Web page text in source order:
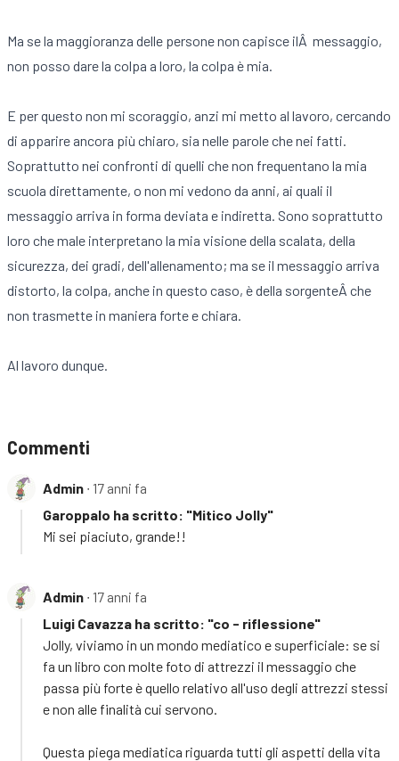
Ma se la maggioranza delle persone non capisce ilÂ messaggio,
non posso dare la colpa a loro, la colpa è mia.
E per questo non mi scoraggio, anzi mi metto al lavoro, cercando
di apparire ancora più chiaro, sia nelle parole che nei fatti.
Soprattutto nei confronti di quelli che non frequentano la mia
scuola direttamente, o non mi vedono da anni, ai quali il
messaggio arriva in forma deviata e indiretta. Sono soprattutto
loro che male interpretano la mia visione della scalata, della
sicurezza, dei gradi, dell'allenamento; ma se il messaggio arriva
distorto, la colpa, anche in questo caso, è della sorgenteÂ che
non trasmette in maniera forte e chiara.
Al lavoro dunque.
Commenti
Admin ∙ 17 anni fa
Garoppalo ha scritto: "Mitico Jolly"
Mi sei piaciuto, grande!!
Admin ∙ 17 anni fa
Luigi Cavazza ha scritto: "co - riflessione"
Jolly, viviamo in un mondo mediatico e superficiale: se si
fa un libro con molte foto di attrezzi il messaggio che
passa più forte è quello relativo all'uso degli attrezzi stessi
e non alle finalità cui servono.
Questa piega mediatica riguarda tutti gli aspetti della vita